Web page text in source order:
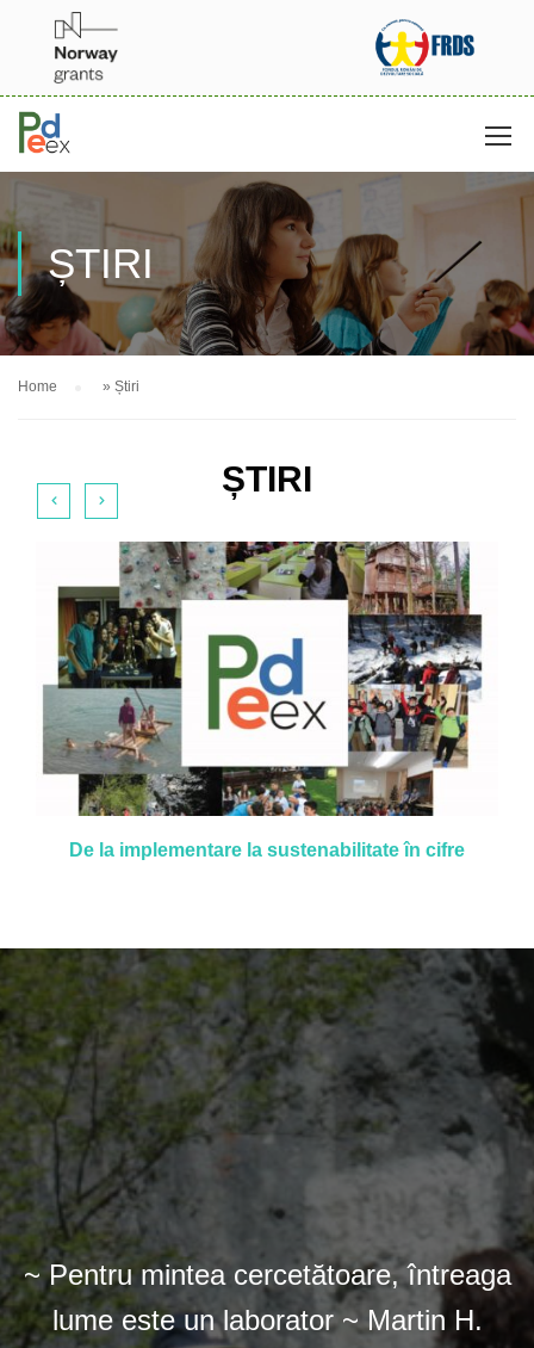
ȘTIRI
Home » Știri
ȘTIRI
De la implementare la sustenabilitate în cifre
~ Pentru mintea cercetătoare, întreaga
lume este un laborator ~ Martin H.